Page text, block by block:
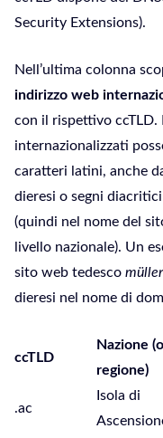
Security Extensions).
Nell’ultima colonna
indirizzo web
con il rispettivo ccTLD.
internazionalizzati
caratteri latini, anche
dieresi o segni
(quindi nel nome del
livello nazionale). Un
sito web tedesco
dieresi nel nome di
ccTLD
Nazione (o
regione)
.ac
Isola di